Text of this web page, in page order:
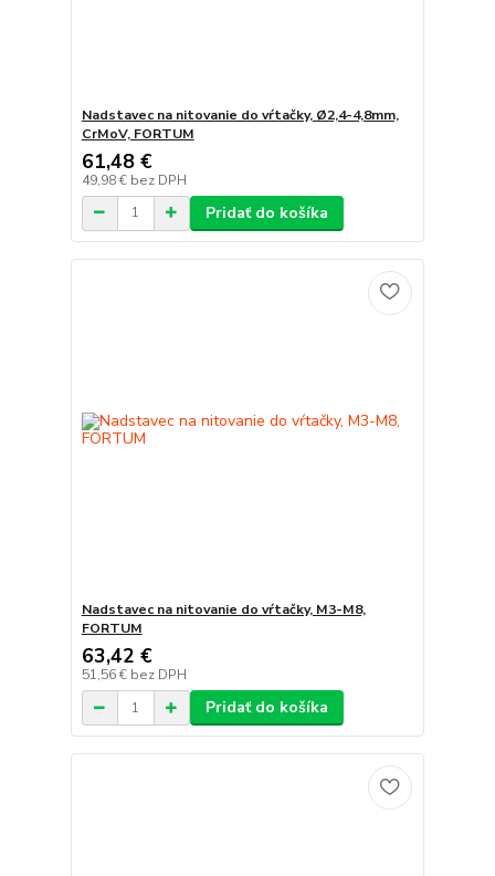
Nadstavec na nitovanie do vŕtačky, Ø2,4-4,8mm,
CrMoV, FORTUM
61,48 €
49,98 € bez DPH
Pridať do košíka
Nadstavec na nitovanie do vŕtačky, M3-M8,
FORTUM
63,42 €
51,56 € bez DPH
Pridať do košíka